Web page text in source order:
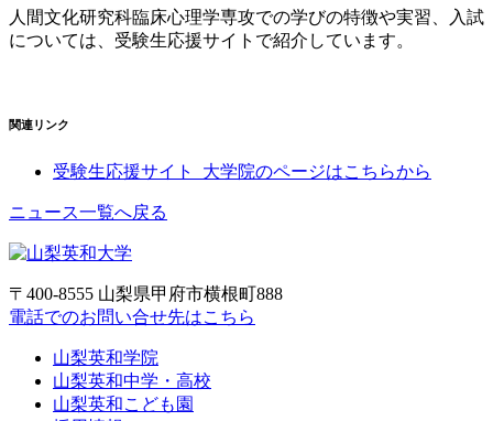
人間文化研究科臨床心理学専攻での学びの特徴や実習、入試
については、受験生応援サイトで紹介しています。
関連リンク
受験生応援サイト_大学院のページはこちらから
ニュース一覧へ戻る
〒400-8555 山梨県甲府市横根町888
電話でのお問い合せ先はこちら
山梨英和学院
山梨英和中学・高校
山梨英和こども園